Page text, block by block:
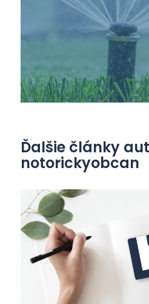
Ďalšie články
notorickyobcan